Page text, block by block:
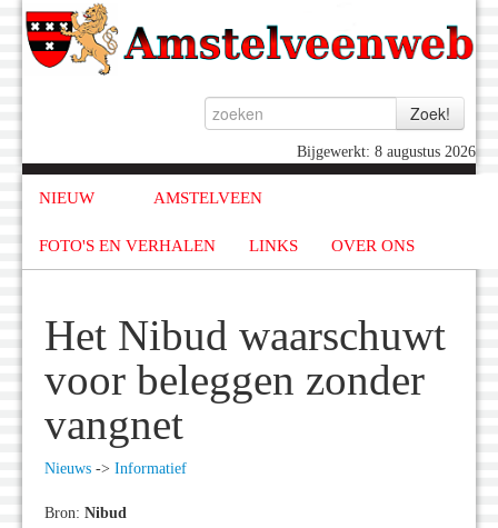
Bijgewerkt: 8 augustus 2026
NIEUW AMSTELVEEN
FOTO'S EN VERHALEN LINKS OVER ONS
Het Nibud waarschuwt
voor beleggen zonder
vangnet
Nieuws -> Informatief
Bron: Nibud